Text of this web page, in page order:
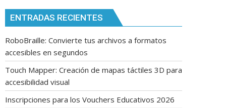
ENTRADAS RECIENTES
RoboBraille: Convierte tus archivos a formatos
accesibles en segundos
Touch Mapper: Creación de mapas táctiles 3D para
accesibilidad visual
Inscripciones para los Vouchers Educativos 2026